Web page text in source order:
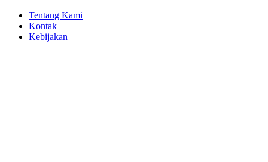
Tentang Kami
Kontak
Kebijakan